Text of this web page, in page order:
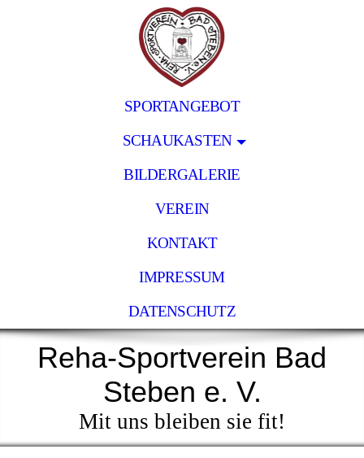
SPORTANGEBOT
SCHAUKASTEN
BILDERGALERIE
VEREIN
KONTAKT
IMPRESSUM
DATENSCHUTZ
Reha-Sportverein Bad
Steben e. V.
Mit uns bleiben sie fit!